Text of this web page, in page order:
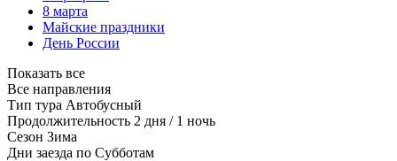
8 марта
Майские праздники
День России
Показать все
Все направления
Тип тура Автобусный
Продолжительность 2 дня / 1 ночь
Сезон Зима
Дни заезда по Субботам